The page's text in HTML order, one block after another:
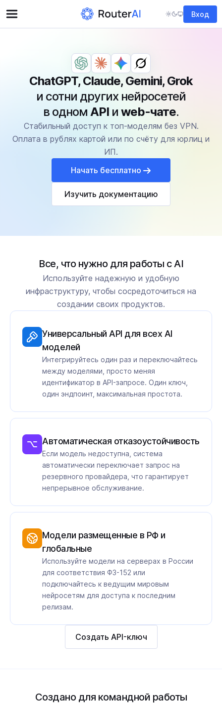
Вход
ChatGPT, Claude, Gemini, Grok
и сотни других нейросетей
в одном API и web-чате.
Стабильный доступ к топ-моделям без VPN.
Оплата в рублях картой или по счёту для юрлиц и
ИП.
Начать бесплатно
Изучить документацию
Все, что нужно для работы с AI
Используйте надежную и удобную
инфраструктуру, чтобы сосредоточиться на
создании своих продуктов.
Универсальный API для всех AI
моделей
Интегрируйтесь один раз и переключайтесь
между моделями, просто меняя
идентификатор в API-запросе. Один ключ,
один эндпоинт, максимальная простота.
Автоматическая отказоустойчивость
Если модель недоступна, система
автоматически переключает запрос на
резервного провайдера, что гарантирует
непрерывное обслуживание.
Модели размещенные в РФ и
глобальные
Используйте модели на серверах в России
для соответствия ФЗ-152 или
подключайтесь к ведущим мировым
нейросетям для доступа к последним
релизам.
Создать API-ключ
Создано для командной работы